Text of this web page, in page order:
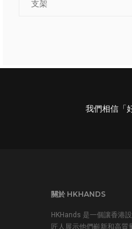
我們相信「
關於 HKHANDS
HKHands 是一個讓香港
匠人展示他們嶄新和高質